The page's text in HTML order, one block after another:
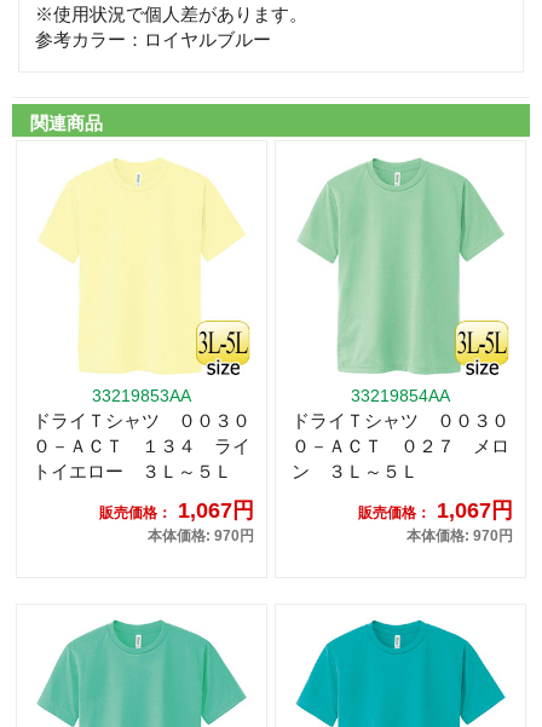
※使用状況で個人差があります。
参考カラー：ロイヤルブルー
関連商品
33219853AA
ドライＴシャツ ００３０
０－ＡＣＴ １３４ ライ
トイエロー ３Ｌ～５Ｌ
販売価格： 1,067円
本体価格: 970円
33219854AA
ドライＴシャツ ００３０
０－ＡＣＴ ０２７ メロ
ン ３Ｌ～５Ｌ
販売価格： 1,067円
本体価格: 970円